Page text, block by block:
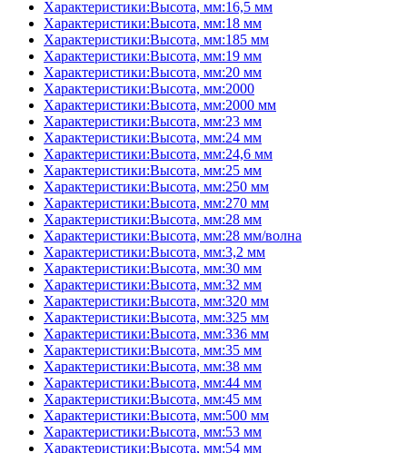
Характеристики:Высота, мм:16,5 мм
Характеристики:Высота, мм:18 мм
Характеристики:Высота, мм:185 мм
Характеристики:Высота, мм:19 мм
Характеристики:Высота, мм:20 мм
Характеристики:Высота, мм:2000
Характеристики:Высота, мм:2000 мм
Характеристики:Высота, мм:23 мм
Характеристики:Высота, мм:24 мм
Характеристики:Высота, мм:24,6 мм
Характеристики:Высота, мм:25 мм
Характеристики:Высота, мм:250 мм
Характеристики:Высота, мм:270 мм
Характеристики:Высота, мм:28 мм
Характеристики:Высота, мм:28 мм/волна
Характеристики:Высота, мм:3,2 мм
Характеристики:Высота, мм:30 мм
Характеристики:Высота, мм:32 мм
Характеристики:Высота, мм:320 мм
Характеристики:Высота, мм:325 мм
Характеристики:Высота, мм:336 мм
Характеристики:Высота, мм:35 мм
Характеристики:Высота, мм:38 мм
Характеристики:Высота, мм:44 мм
Характеристики:Высота, мм:45 мм
Характеристики:Высота, мм:500 мм
Характеристики:Высота, мм:53 мм
Характеристики:Высота, мм:54 мм